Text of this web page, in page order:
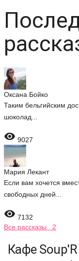
Оксана Бойко
Таким бельгийским
шоколад...
 9027
Мария Лекант
Если вам хочется
свободных дней...
 7132
Все рассказы 2
Кафе